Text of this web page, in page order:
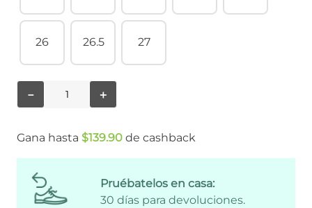
26 26.5 27
＋
－
Gana hasta $139.90 de cashback
Pruébatelos en casa:
30 días para devoluciones.